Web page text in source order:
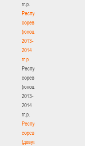
гг.р.
Республиканские
соревнования
(юноши)
2013-
2014
гг.р.
Республиканские
соревнования
(юноши)
2013-
2014
гг.р.
Республиканские
соревнования
(девушки)